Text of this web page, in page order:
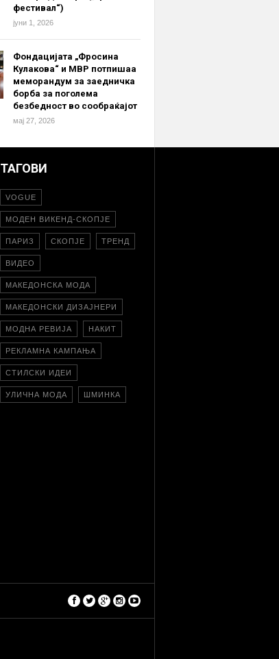
фестивал“)
јуни 1, 2026
Фондацијата „Фросина
Кулакова“ и МВР потпишаа
меморандум за заедничка
борба за поголема
безбедност во сообраќајот
мај 27, 2026
ТАГОВИ
VOGUE
МОДЕН ВИКЕНД-СКОПЈЕ
ПАРИЗ СКОПЈЕ ТРЕНД
ВИДЕО
МАКЕДОНСКА МОДА
МАКЕДОНСКИ ДИЗАЈНЕРИ
МОДНА РЕВИЈА НАКИТ
РЕКЛАМНА КАМПАЊА
СТИЛСКИ ИДЕИ
УЛИЧНА МОДА ШМИНКА